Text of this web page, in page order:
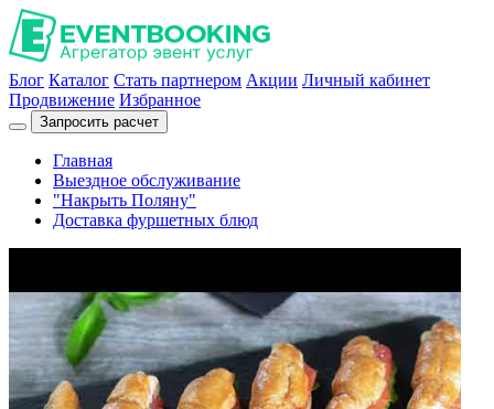
Блог Каталог Стать партнером Акции Личный кабинет
Продвижение Избранное
Запросить расчет
Главная
Выездное обслуживание
"Накрыть Поляну"
Доставка фуршетных блюд